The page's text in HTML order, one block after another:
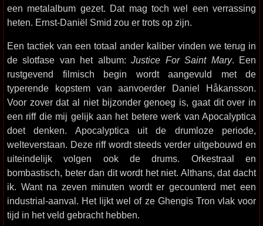
een metalalbum gezet. Dat mag toch wel een verrassing
heten. Ernst-Daniël Smid zou er trots op zijn.
Een tactiek van een totaal ander kaliber vinden we terug in
de slotfase van het album:Justice For Saint Mary. Een
rustgevend filmisch begin wordt aangevuld met de
typerende kopstem van aanvoerder Daniel Håkansson.
Voor zover dat al niet bijzonder genoeg is, gaat dit over in
een riff die mij gelijk aan het betere werk van Apocalyptica
doet denken. Apocalyptica uit de drumloze periode,
welteverstaan. Deze riff wordt steeds verder uitgebouwd en
uiteindelijk volgen ook de drums. Orkestraal en
bombastisch, beter dan dit wordt het niet. Althans, dat dacht
ik. Want na zeven minuten wordt er gecounterd met een
industrial-aanval. Het lijkt wel of ze Ghengis Tron vlak voor
tijd in het veld gebracht hebben.